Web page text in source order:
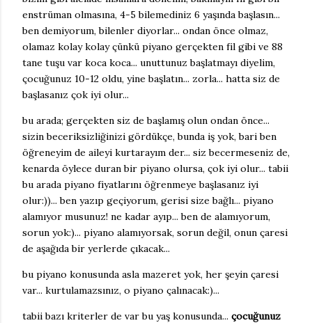
enstrüman olmasına, 4-5 bilemediniz 6 yaşında başlasın...
ben demiyorum, bilenler diyorlar... ondan önce olmaz,
olamaz kolay kolay çünkü piyano gerçekten fil gibi ve 88
tane tuşu var koca koca... unuttunuz başlatmayı diyelim,
çocuğunuz 10-12 oldu, yine başlatın... zorla... hatta siz de
başlasanız çok iyi olur...
bu arada; gerçekten siz de başlamış olun ondan önce...
sizin beceriksizliğinizi gördükçe, bunda iş yok, bari ben
öğreneyim de aileyi kurtarayım der... siz becermeseniz de,
kenarda öylece duran bir piyano olursa, çok iyi olur... tabii
bu arada piyano fiyatlarını öğrenmeye başlasanız iyi
olur:))... ben yazıp geçiyorum, gerisi size bağlı... piyano
alamıyor musunuz! ne kadar ayıp... ben de alamıyorum,
sorun yok:)... piyano alamıyorsak, sorun değil, onun çaresi
de aşağıda bir yerlerde çıkacak...
bu piyano konusunda asla mazeret yok, her şeyin çaresi
var... kurtulamazsınız, o piyano çalınacak:)...
tabii bazı kriterler de var bu yaş konusunda... çocuğunuz